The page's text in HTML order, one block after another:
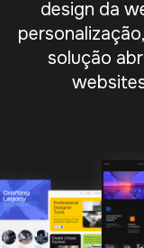
design da
solução